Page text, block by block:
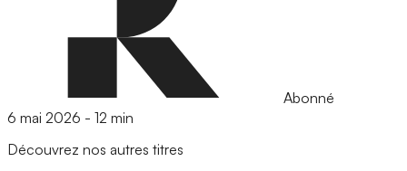
Abonné
6 mai 2026 - 12 min
Découvrez nos autres titres